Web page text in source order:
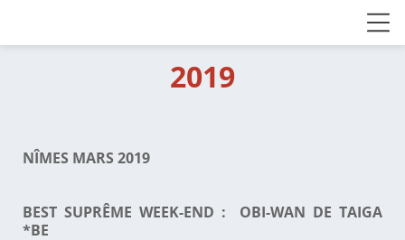
2019
NÎMES MARS 2019
BEST SUPRÊME WEEK-END : OBI-WAN DE TAIGA
*BE